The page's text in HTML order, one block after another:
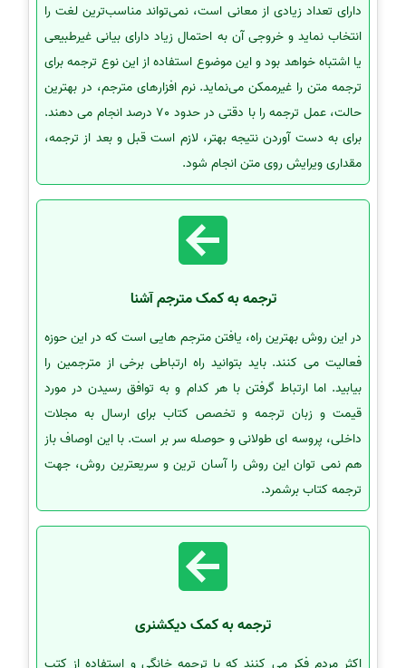
دارای تعداد زیادی از معانی است، نمی‌تواند مناسب‌ترین لغت را
انتخاب نماید و خروجی آن به احتمال زیاد دارای بیانی غیرطبیعی
یا اشتباه خواهد بود و این موضوع استفاده از این نوع ترجمه برای
ترجمه متن را غیرممکن می‌نماید. نرم افزارھای مترجم، در بھترین
حالت، عمل ترجمه را با دقتی در حدود 70 درصد انجام می دھند.
برای به دست آوردن نتیجه بھتر، لازم است قبل و بعد از ترجمه،
مقداری ویرایش روی متن انجام شود.
ترجمه به کمک مترجم آشنا
در این روش بهترین راه، یافتن مترجم هایی است که در این حوزه
فعالیت می کنند. باید بتوانید راه ارتباطی برخی از مترجمین را
بیابید. اما ارتباط گرفتن با هر کدام و به توافق رسیدن در مورد
قیمت و زبان ترجمه و تخصص کتاب برای ارسال به مجلات
داخلی، پروسه ای طولانی و حوصله سر بر است. با این اوصاف باز
هم نمی توان این روش را آسان ترین و سریعترین روش، جهت
ترجمه کتاب برشمرد.
ترجمه به کمک دیکشنری